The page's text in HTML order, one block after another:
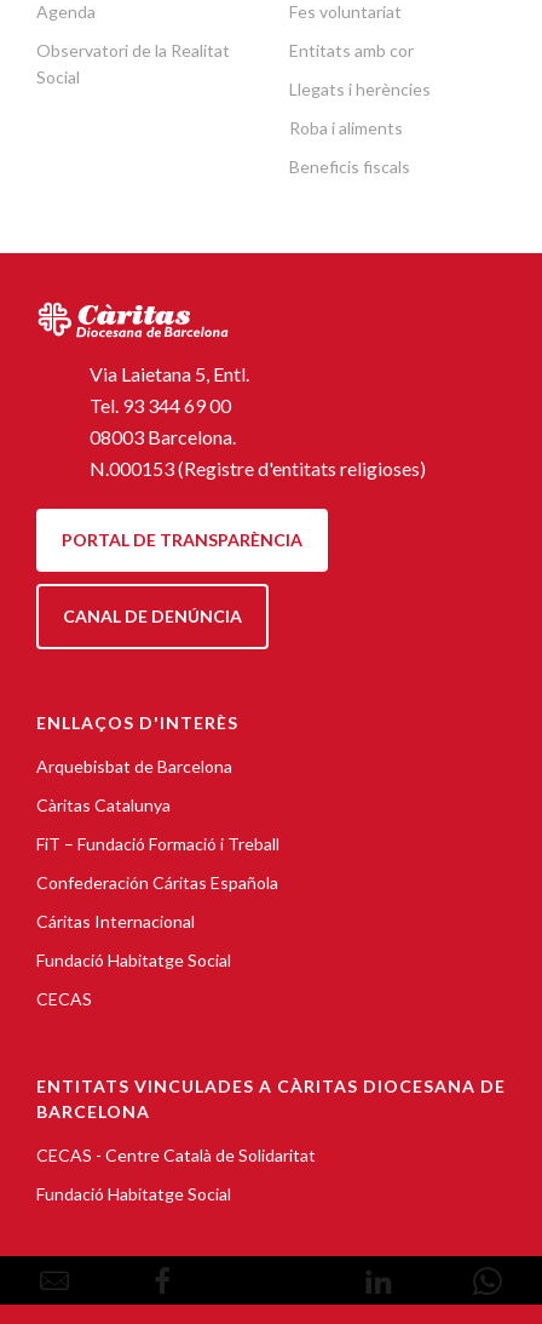
Agenda
Observatori de la Realitat
Social
Fes voluntariat
Entitats amb cor
Llegats i herències
Roba i aliments
Beneficis fiscals
Via Laietana 5, Entl.
Tel. 93 344 69 00
08003 Barcelona.
N.000153 (Registre d'entitats religioses)
PORTAL DE TRANSPARÈNCIA
CANAL DE DENÚNCIA
ENLLAÇOS D'INTERÈS
Arquebisbat de Barcelona
Càritas Catalunya
FiT – Fundació Formació i Treball
Confederación Cáritas Española
Cáritas Internacional
Fundació Habitatge Social
CECAS
ENTITATS VINCULADES A CÀRITAS DIOCESANA DE
BARCELONA
CECAS - Centre Català de Solidaritat
Fundació Habitatge Social
© Copyright 2026, Càritas Barcelona |Avís Legal|